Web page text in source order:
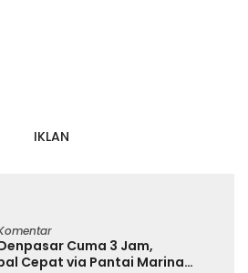
Cuma 3 Jam,
Cepat via Pantai Marina